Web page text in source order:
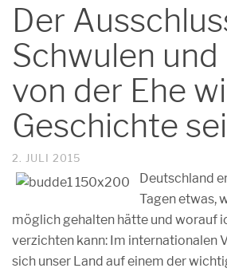
Der
Schwulen
von der Ehe
Geschichte
2. JULI 2015
Deutschland
Tagen etwas,
möglich gehalten hätte und worauf
verzichten kann: Im internationalen
sich unser Land auf einem der